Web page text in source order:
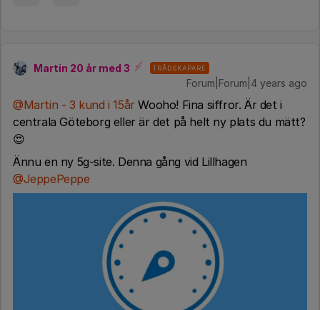
Martin 20 år med 3 TRÅDSKAPARE
Forum|Forum|4 years ago
@Martin - 3 kund i 15år Wooho! Fina siffror. Är det i
centrala Göteborg eller är det på helt ny plats du mätt?
😍
Ännu en ny 5g-site. Denna gång vid Lillhagen
@JeppePeppe